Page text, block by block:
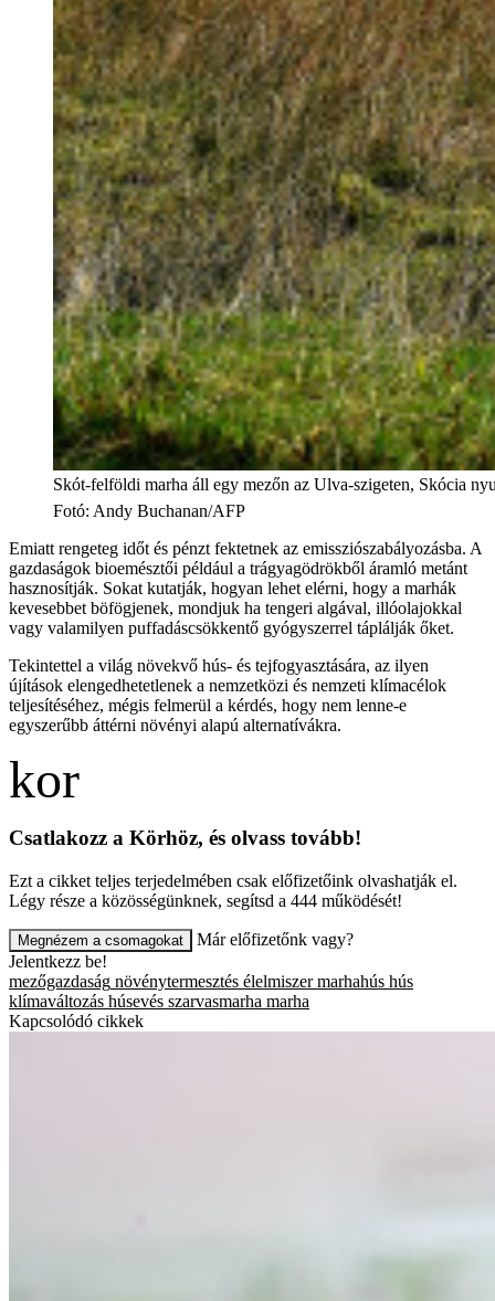
Skót-felföldi marha áll egy mezőn az Ulva-szigeten, Skócia
Fotó: Andy Buchanan/AFP
Emiatt rengeteg időt és pénzt fektetnek az emissziószabályozásba. A
gazdaságok bioemésztői például a trágyagödrökből áramló metánt
hasznosítják. Sokat kutatják, hogyan lehet elérni, hogy a marhák
kevesebbet böfögjenek, mondjuk ha tengeri algával, illóolajokkal
vagy valamilyen puffadáscsökkentő gyógyszerrel táplálják őket.
Tekintettel a világ növekvő hús- és tejfogyasztására, az ilyen
újítások elengedhetetlenek a nemzetközi és nemzeti klímacélok
teljesítéséhez, mégis felmerül a kérdés, hogy nem lenne-e
egyszerűbb áttérni növényi alapú alternatívákra.
Csatlakozz a Körhöz, és olvass tovább!
Ezt a cikket teljes terjedelmében csak előfizetőink olvashatják el.
Légy része a közösségünknek, segítsd a 444 működését!
Megnézem a csomagokat
Már előfizetőnk vagy?
Jelentkezz be!
mezőgazdaság növénytermesztés élelmiszer marhahús hús
klímaváltozás húsevés szarvasmarha marha
Kapcsolódó cikkek